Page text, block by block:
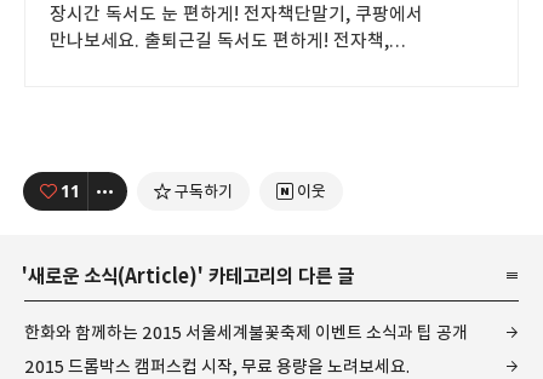
장시간 독서도 눈 편하게! 전자책단말기, 쿠팡에서
만나보세요. 출퇴근길 독서도 편하게! 전자책,
11 구독하기 이웃
'새로운 소식(Article)' 카테고리의 다른 글
한화와 함께하는 2015 서울세계불꽃축제 이벤트 소식과 팁 공개
2015 드롭박스 캠퍼스컵 시작, 무료 용량을 노려보세요.